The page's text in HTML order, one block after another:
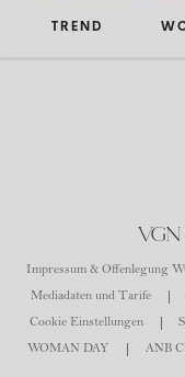
TREND
VGN
Impressum & Offenlegung
Mediadaten und Tarife
Cookie Einstellungen
WOMAN DAY
ANB